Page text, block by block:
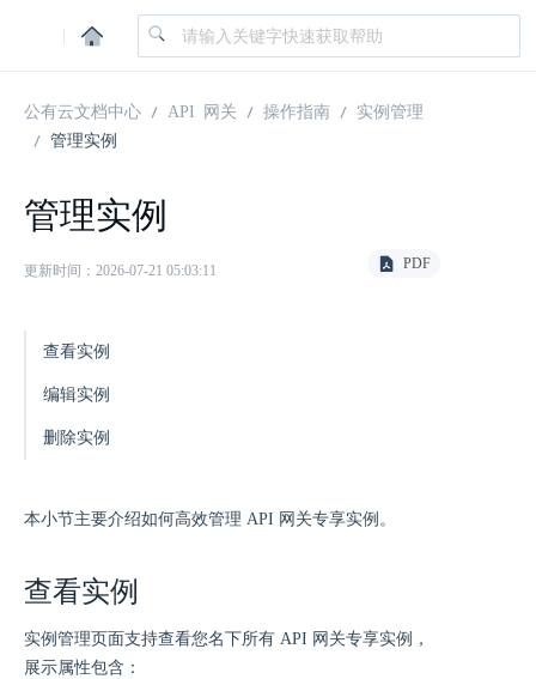
|
公有云文档中心 API 网关 操作指南
实例管理
管理实例
管理实例
更新时间：2026-07-21 05:03:11 PDF
查看实例
编辑实例
删除实例
本小节主要介绍如何高效管理 API 网关专享实例。
查看实例
实例管理页面支持查看您名下所有 API 网关专享实例，
展示属性包含：